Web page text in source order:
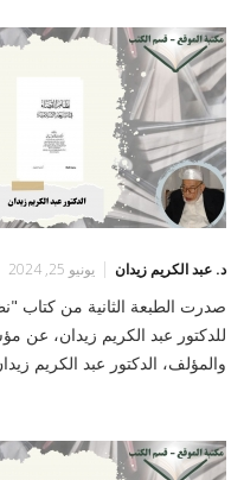
د. عبد الكريم زيدان يونيو 25, 2024
صدرت الطبعة الثانية من كتاب
والمؤلف، الدكتور عبد الكريم زيدان (1921م - 2014م)،